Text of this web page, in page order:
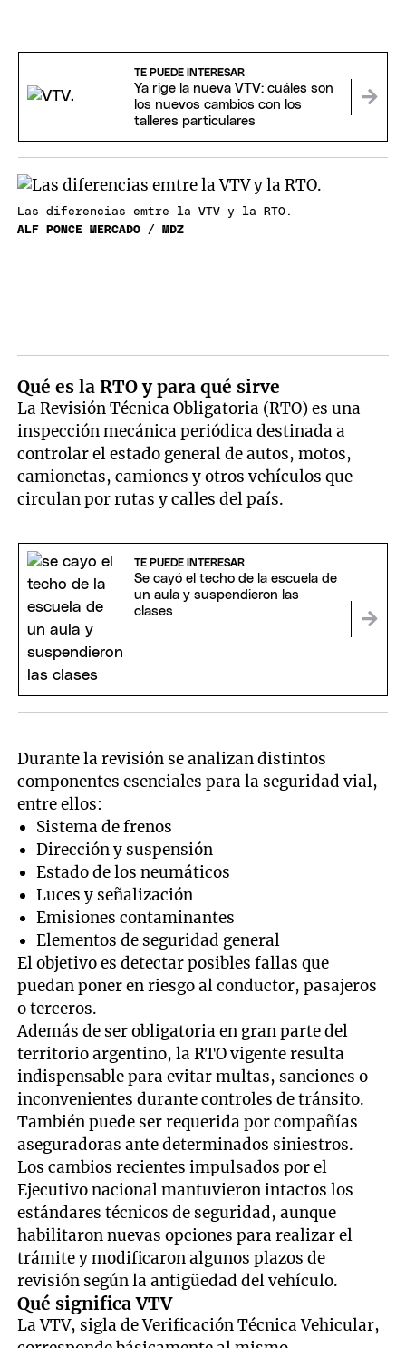
TE PUEDE INTERESAR
Ya rige la nueva VTV: cuáles son
los nuevos cambios con los
talleres particulares
Las diferencias emtre la VTV y la RTO.
ALF PONCE MERCADO / MDZ
Qué es la RTO y para qué sirve
La Revisión Técnica Obligatoria (RTO) es una
inspección mecánica periódica destinada a
controlar el estado general de autos, motos,
camionetas, camiones y otros vehículos que
circulan por rutas y calles del país.
TE PUEDE INTERESAR
Se cayó el techo de la escuela de
un aula y suspendieron las
clases
Durante la revisión se analizan distintos
componentes esenciales para la seguridad vial,
entre ellos:
Sistema de frenos
Dirección y suspensión
Estado de los neumáticos
Luces y señalización
Emisiones contaminantes
Elementos de seguridad general
El objetivo es detectar posibles fallas que
puedan poner en riesgo al conductor, pasajeros
o terceros.
Además de ser obligatoria en gran parte del
territorio argentino, la RTO vigente resulta
indispensable para evitar multas, sanciones o
inconvenientes durante controles de tránsito.
También puede ser requerida por compañías
aseguradoras ante determinados siniestros.
Los cambios recientes impulsados por el
Ejecutivo nacional mantuvieron intactos los
estándares técnicos de seguridad, aunque
habilitaron nuevas opciones para realizar el
trámite y modificaron algunos plazos de
revisión según la antigüedad del vehículo.
Qué significa VTV
La VTV, sigla de Verificación Técnica Vehicular,